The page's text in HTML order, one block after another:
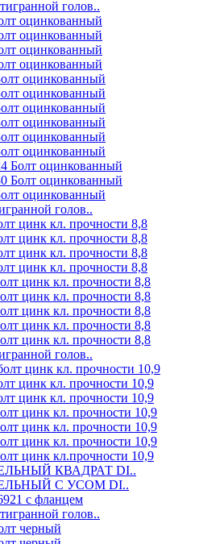
голов..
оцинкованный
оцинкованный
оцинкованный
оцинкованный
оцинкованный
оцинкованный
оцинкованный
оцинкованный
оцинкованный
оцинкованный
Болт оцинкованный
Болт оцинкованный
оцинкованный
голов..
цинк кл. прочности 8,8
цинк кл. прочности 8,8
цинк кл. прочности 8,8
цинк кл. прочности 8,8
цинк кл. прочности 8,8
цинк кл. прочности 8,8
цинк кл. прочности 8,8
цинк кл. прочности 8,8
цинк кл. прочности 8,8
голов..
цинк кл. прочности 10,9
цинк кл. прочности 10,9
цинк кл. прочности 10,9
цинк кл. прочности 10,9
цинк кл. прочности 10,9
цинк кл. прочности 10,9
цинк кл.прочности 10,9
КВАДРАТ DI..
С УСОМ DI..
c фланцем
голов..
черный